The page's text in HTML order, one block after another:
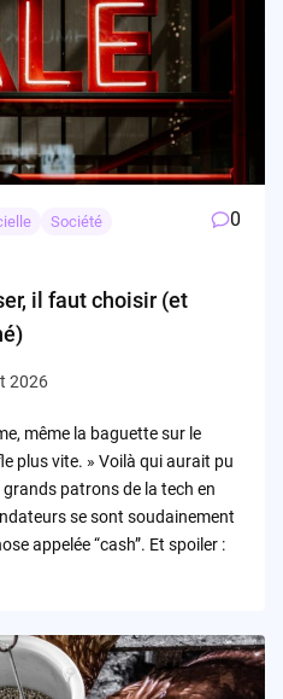
Société
0
il faut choisir (et
2026
même la baguette sur le
plus vite. » Voilà qui aurait pu
patrons de la tech en
se sont soudainement
appelée “cash”. Et spoiler :